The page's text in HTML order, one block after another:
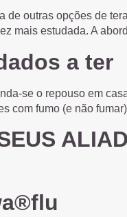
de outras opções de
mais estudada. A
a ter
se o repouso em
com fumo (e não